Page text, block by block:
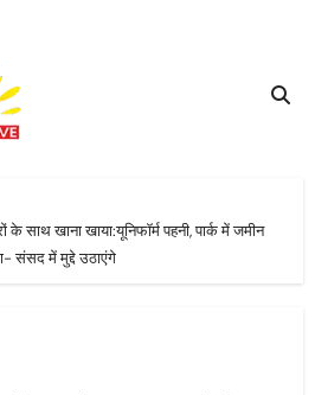
के साथ खाना खाया:यूनिफॉर्म पहनी, पार्क में जमीन
संसद में मुद्दे उठाएंगे